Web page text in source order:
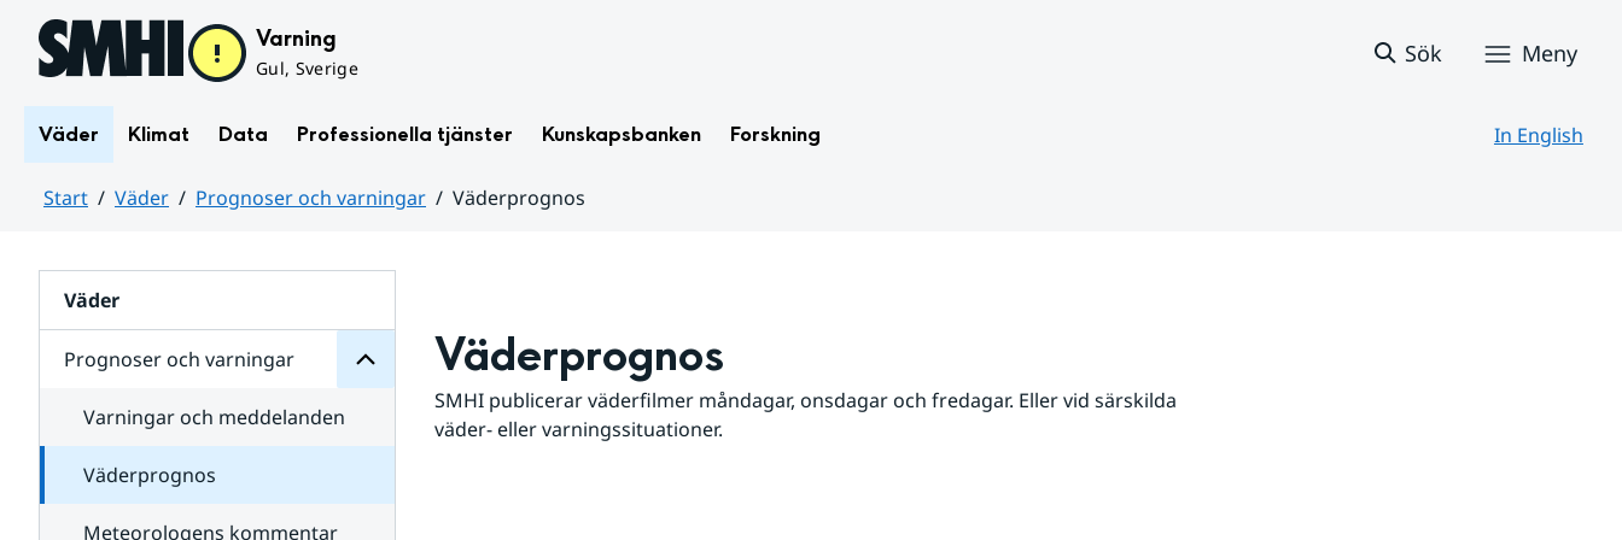
Hoppa till sidans innehåll Varning
Gul, Sverige
Sök Meny
Väder Klimat Data Professionella tjänster Kunskapsbanken Forskning In English
Start Väder Prognoser och varningar
Väderprognos
Väder
Prognoser och varningar
för
varningar
Varningar och meddelanden
Väderprognos
Meteorologens kommentar
Väderprognos
SMHI publicerar väderfilmer måndagar, onsdagar och fredagar. Eller vid särskilda
väder- eller varningssituationer.